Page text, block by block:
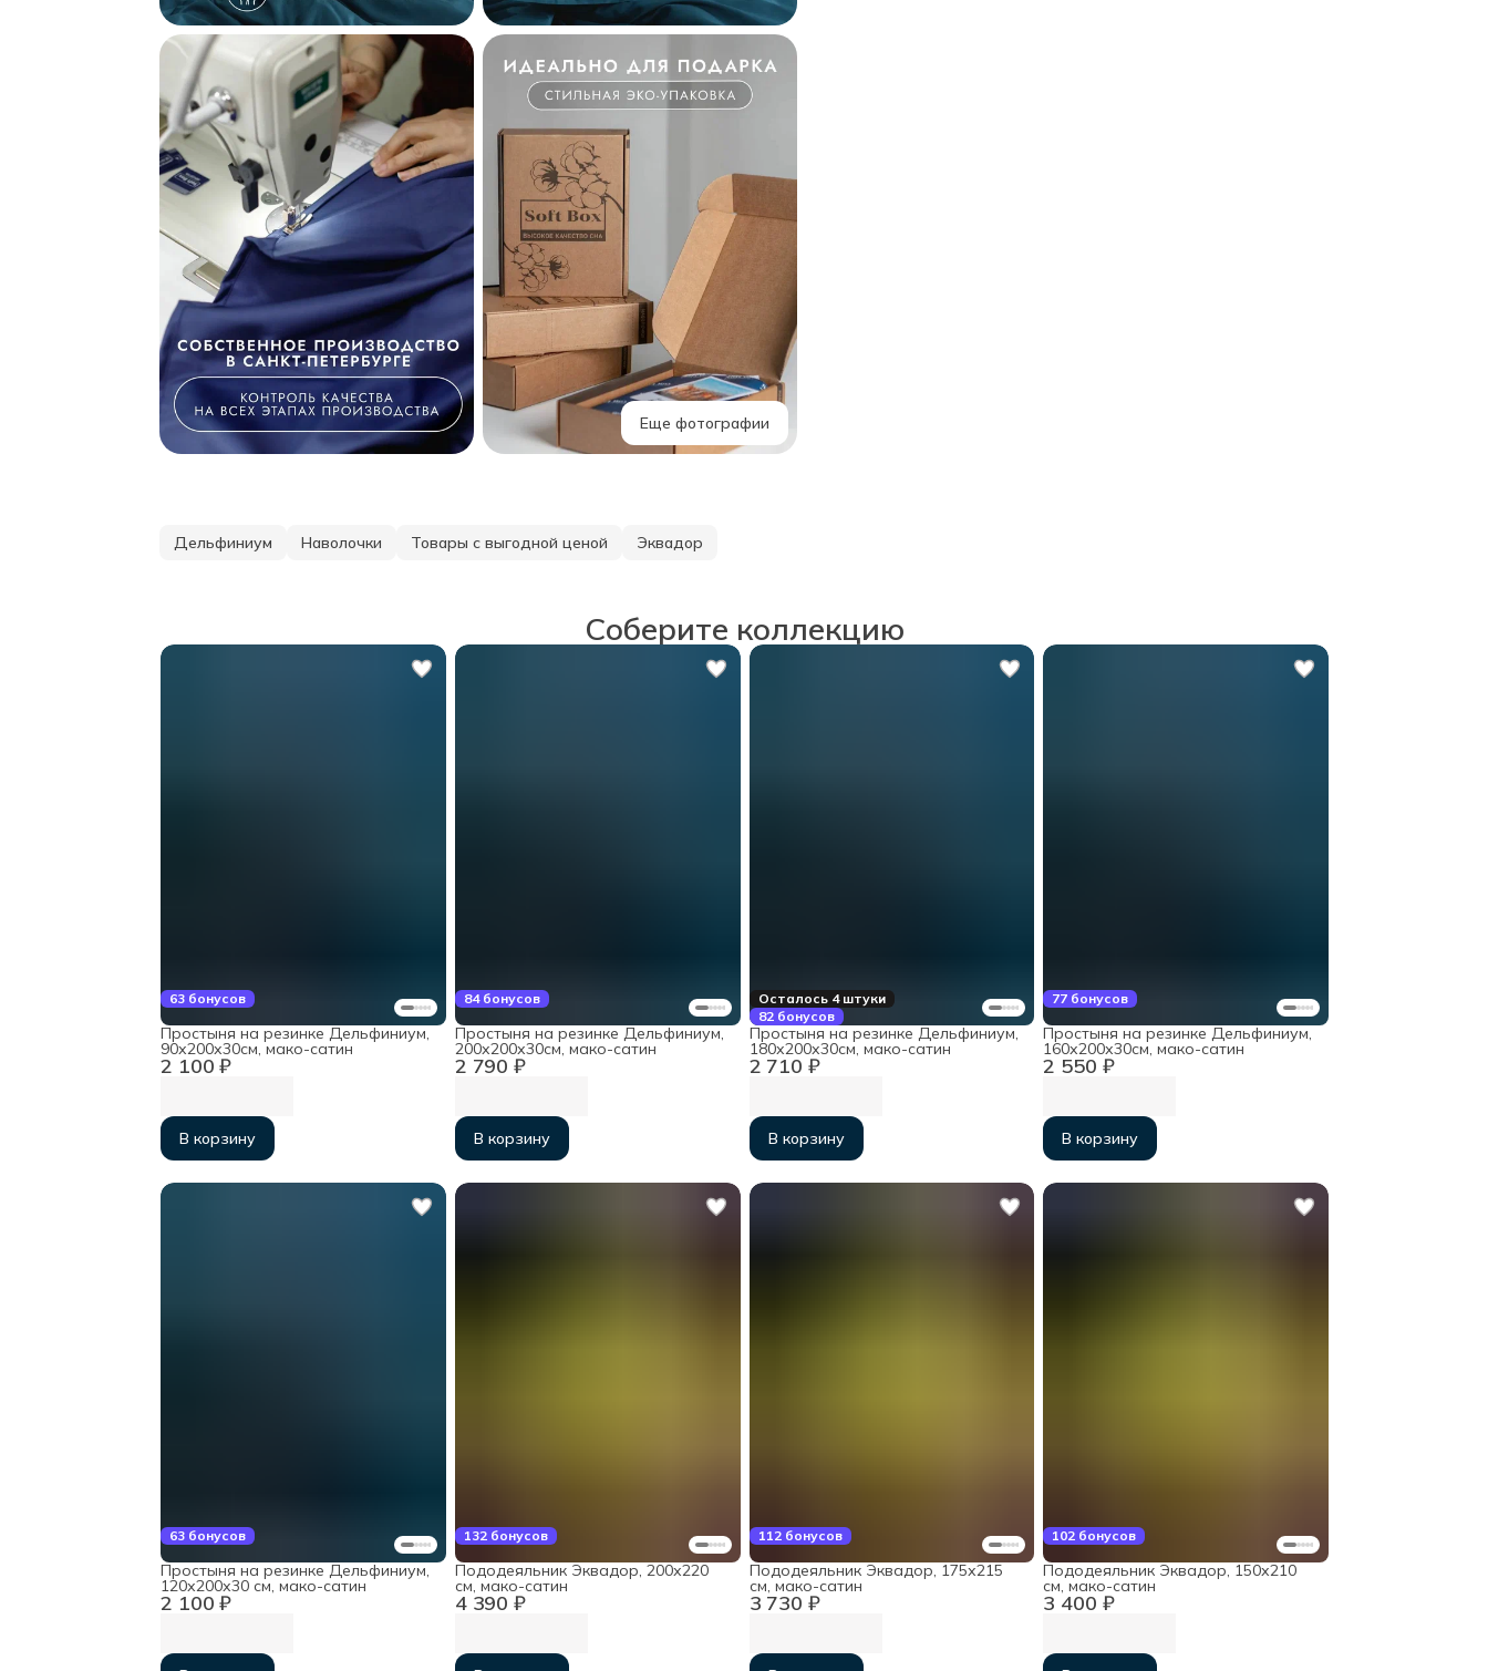
Еще фотографии
Дельфиниум Наволочки Товары с выгодной ценой Эквадор
Соберите коллекцию
63 бонусов
2 100 ₽
Простыня на резинке Дельфиниум,
90х200х30см, мако-сатин
В корзину
84 бонусов
2 790 ₽
Простыня на резинке Дельфиниум,
200х200х30см, мако-сатин
В корзину
Осталось 4 штуки
82 бонусов
2 710 ₽
Простыня на резинке Дельфиниум,
180х200х30см, мако-сатин
В корзину
77 бонусов
2 550 ₽
Простыня на резинке Дельфиниум,
160х200х30см, мако-сатин
В корзину
63 бонусов
2 100 ₽
Простыня на резинке Дельфиниум,
120х200х30 см, мако-сатин
132 бонусов
4 390 ₽
Пододеяльник Эквадор, 200х220
см, мако-сатин
112 бонусов
3 730 ₽
Пододеяльник Эквадор, 175х215
см, мако-сатин
102 бонусов
3 400 ₽
Пододеяльник Эквадор, 150х210
см, мако-сатин